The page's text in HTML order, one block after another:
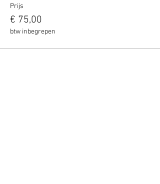
Prijs
€ 75,00
btw inbegrepen